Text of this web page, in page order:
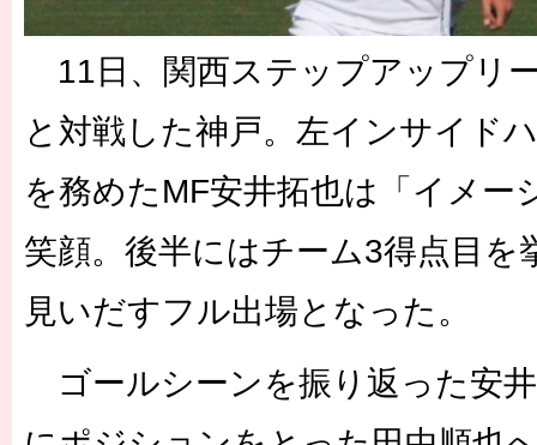
11日、関西ステップアップリ
と対戦した神戸。左インサイド
を務めたMF安井拓也は「イメー
笑顔。後半にはチーム3得点目を
見いだすフル出場となった。
ゴールシーンを振り返った安